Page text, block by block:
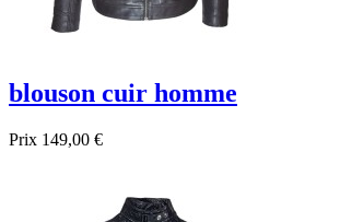
blouson cuir homme
Prix 149,00 €